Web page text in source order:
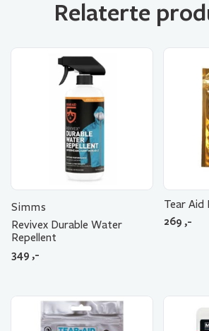
Relaterte
Simms
Revivex Durable Water
Repellent
349 ,-
Tear Aid
269 ,-